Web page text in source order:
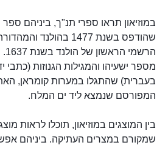
במוזיאון תראו ספרי תנ"ך, ביניהם
שהודפס בשנת 1477
מספר ישעיהו והמגילות הגנוזות (כתבי
בעברית) שהתגלו במערות קומראן,
המפורסם שנמצא ליד ים המלח.
בין המוצגים במוזיאון, תוכלו לראות
שמקורם במצרים העתיקה. ביניהם